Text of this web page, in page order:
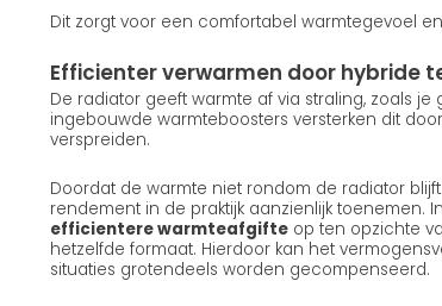
Dit zorgt voor een comfortabel warmtegevoel
Efficienter verwarmen door hybride
De radiator geeft warmte af via straling, zoals
ingebouwde warmteboosters versterken dit
verspreiden.
Doordat de warmte niet rondom de radiator
rendement in de praktijk aanzienlijk toenemen.
efficientere warmteafgifte op ten opzichte
hetzelfde formaat. Hierdoor kan het
situaties grotendeels worden gecompenseerd.